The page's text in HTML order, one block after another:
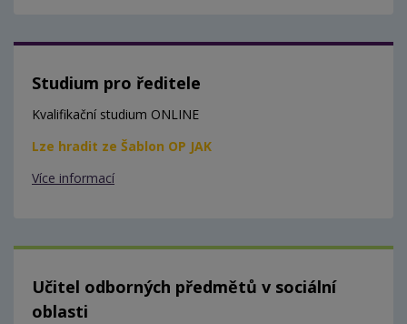
Studium pro ředitele
Kvalifikační studium ONLINE
Lze hradit ze Šablon OP JAK
Více informací
Učitel odborných předmětů v sociální
oblasti